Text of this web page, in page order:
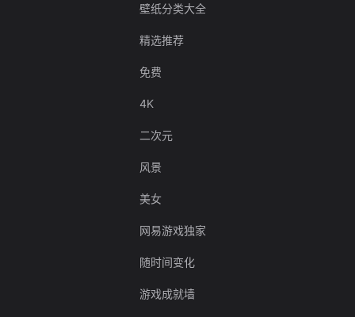
壁纸分类大全
精选推荐
免费
4K
二次元
风景
美女
网易游戏独家
随时间变化
游戏成就墙